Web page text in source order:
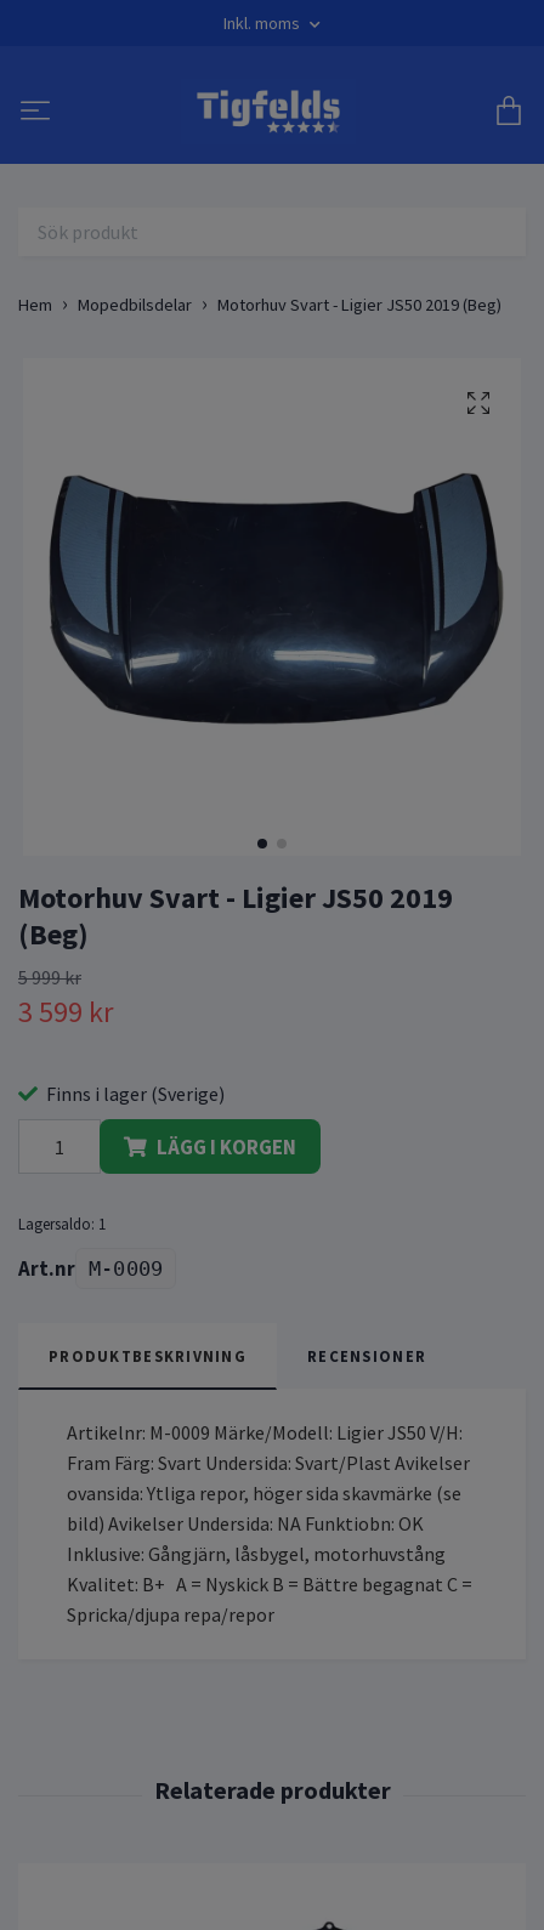
Inkl. moms
Hem Mopedbilsdelar Motorhuv Svart - Ligier JS50 2019 (Beg)
Motorhuv Svart - Ligier JS50 2019
(Beg)
5 999 kr
3 599 kr
Finns i lager (Sverige)
LÄGG I KORGEN
Lagersaldo: 1
M-0009
PRODUKTBESKRIVNING RECENSIONER
Artikelnr: M-0009 Märke/Modell: Ligier JS50 V/H:
Fram Färg: Svart Undersida: Svart/Plast Avikelser
ovansida: Ytliga repor, höger sida skavmärke (se
bild) Avikelser Undersida: NA Funktiobn: OK
Inklusive: Gångjärn, låsbygel, motorhuvstång
Kvalitet: B+ A = Nyskick B = Bättre begagnat C =
Spricka/djupa repa/repor